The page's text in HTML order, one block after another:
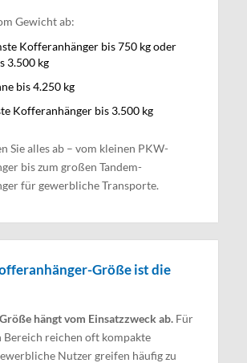
Gewicht ab:
Kofferanhänger bis 750 kg oder
3.500 kg
bis 4.250 kg
Kofferanhänger bis 3.500 kg
Sie alles ab – vom kleinen PKW-
bis zum großen Tandem-
für gewerbliche Transporte.
Größe ist die
hängt vom Einsatzzweck ab. Für
Bereich reichen oft kompakte
Nutzer greifen häufig zu